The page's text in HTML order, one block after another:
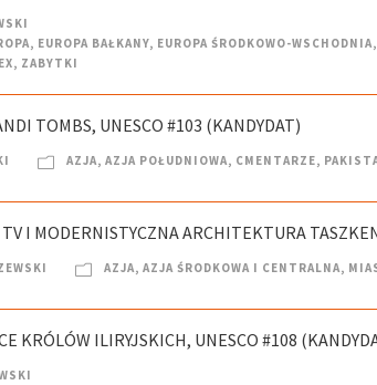
, EUROPA BAŁKANY, EUROPA ŚRODKOWO-WSCHODNIA,
, ZABYTKI
TOMBS, UNESCO #103 (KANDYDAT)
AZJA, AZJA POŁUDNIOWA, CMENTARZE,
I MODERNISTYCZNA ARCHITEKTURA
AZJA, AZJA ŚRODKOWA I CENTRALNA,
KRÓLÓW ILIRYJSKICH, UNESCO #108